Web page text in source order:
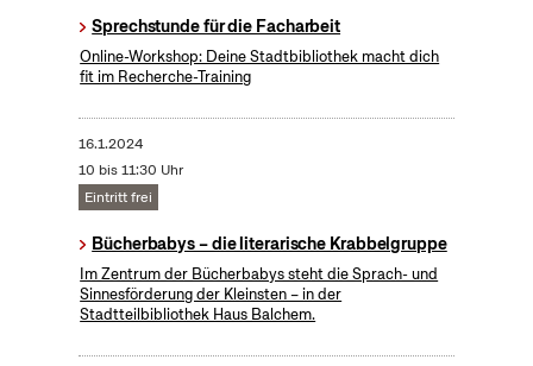
Sprechstunde für die Facharbeit
Online-Workshop: Deine Stadtbibliothek macht dich
fit im Recherche-Training
16.1.2024
10 bis 11:30 Uhr
Eintritt frei
Bücherbabys – die literarische Krabbelgruppe
Im Zentrum der Bücherbabys steht die Sprach- und
Sinnesförderung der Kleinsten – in der
Stadtteilbibliothek Haus Balchem.